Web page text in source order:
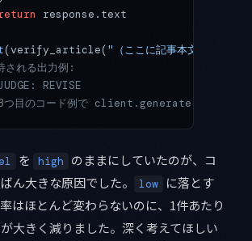
response.text
(verify_article("（ここに記事本文）"
される出力例:
REVISE
目のコード例で client.generate() を呼ん
を high
のままにしていたのが、コ
ん大きな原因でした。
low
に落とす
はほとんど変わらないのに、1件あたり
大きく減りました。深く考えてほしい